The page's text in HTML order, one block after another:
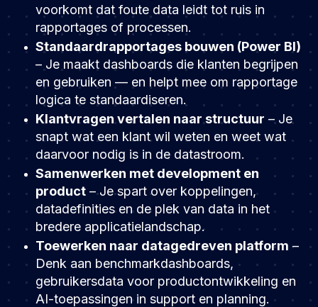
voorkomt dat foute data leidt tot ruis in
rapportages of processen.
Standaardrapportages bouwen (Power BI)
– Je maakt dashboards die klanten begrijpen
en gebruiken — en helpt mee om rapportage
logica te standaardiseren.
Klantvragen vertalen naar structuur – Je
snapt wat een klant wil weten en weet wat
daarvoor nodig is in de datastroom.
Samenwerken met development en
product – Je spart over koppelingen,
datadefinities en de plek van data in het
bredere applicatielandschap.
Toewerken naar datagedreven platform –
Denk aan benchmarkdashboards,
gebruikersdata voor productontwikkeling en
AI-toepassingen in support en planning.